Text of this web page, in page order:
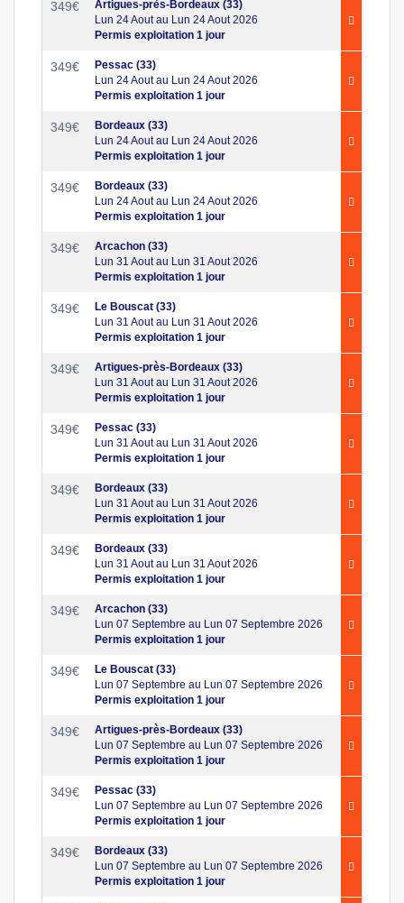
349€
Artigues-près-Bordeaux (33)
Lun 24 Aout au Lun 24 Aout 2026
Permis exploitation 1 jour
349€
Pessac (33)
Lun 24 Aout au Lun 24 Aout 2026
Permis exploitation 1 jour
349€
Bordeaux (33)
Lun 24 Aout au Lun 24 Aout 2026
Permis exploitation 1 jour
349€
Bordeaux (33)
Lun 24 Aout au Lun 24 Aout 2026
Permis exploitation 1 jour
349€
Arcachon (33)
Lun 31 Aout au Lun 31 Aout 2026
Permis exploitation 1 jour
349€
Le Bouscat (33)
Lun 31 Aout au Lun 31 Aout 2026
Permis exploitation 1 jour
349€
Artigues-près-Bordeaux (33)
Lun 31 Aout au Lun 31 Aout 2026
Permis exploitation 1 jour
349€
Pessac (33)
Lun 31 Aout au Lun 31 Aout 2026
Permis exploitation 1 jour
349€
Bordeaux (33)
Lun 31 Aout au Lun 31 Aout 2026
Permis exploitation 1 jour
349€
Bordeaux (33)
Lun 31 Aout au Lun 31 Aout 2026
Permis exploitation 1 jour
349€
Arcachon (33)
Lun 07 Septembre au Lun 07 Septembre 2026
Permis exploitation 1 jour
349€
Le Bouscat (33)
Lun 07 Septembre au Lun 07 Septembre 2026
Permis exploitation 1 jour
349€
Artigues-près-Bordeaux (33)
Lun 07 Septembre au Lun 07 Septembre 2026
Permis exploitation 1 jour
349€
Pessac (33)
Lun 07 Septembre au Lun 07 Septembre 2026
Permis exploitation 1 jour
349€
Bordeaux (33)
Lun 07 Septembre au Lun 07 Septembre 2026
Permis exploitation 1 jour